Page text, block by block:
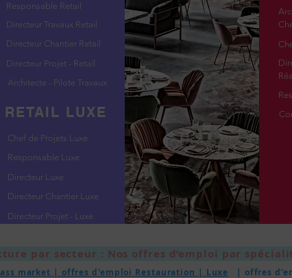
Responsable Retail
Directeur Travaux Retail
Directeur Chantier Retail
Directeur Projet - Retail
Architecte - Pilote Travaux
RETAIL LUXE
Chef de Projets Luxe
Responsable Luxe
Directeur Luxe
Directeur Chantier Luxe
Directeur Projet - Luxe
par secteur : Nos offres d’emploi par
market | offres d'emploi Restauration | Luxe | offres